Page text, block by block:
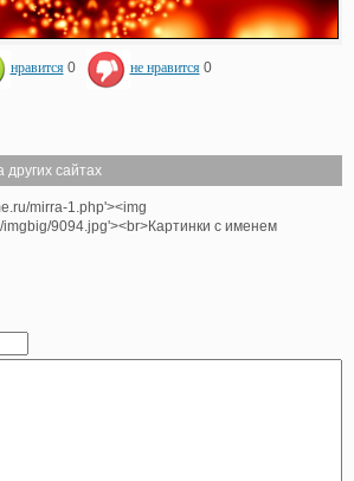
нравится 0 не нравится 0
сайтах
mirra-1.php'><img
9094.jpg'><br>Картинки с именем